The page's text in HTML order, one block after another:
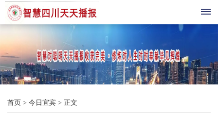
首
综
合
首页 > 今日宜宾 > 正文